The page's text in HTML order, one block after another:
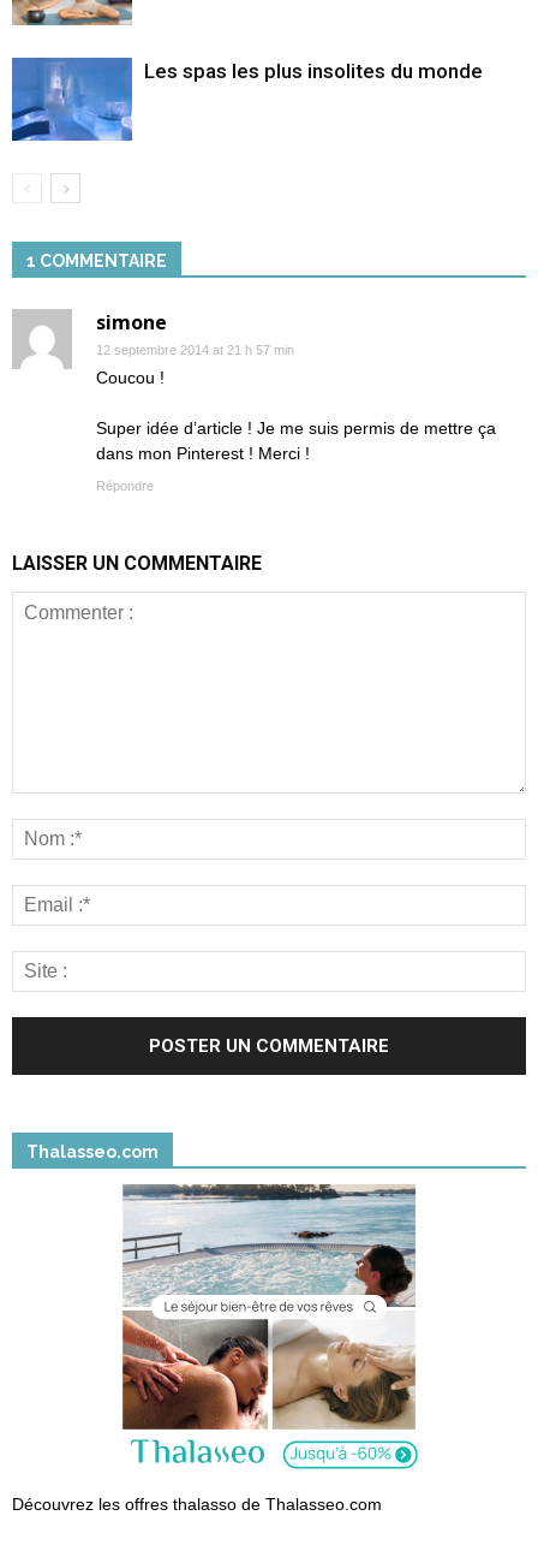
Les spas les plus insolites du monde
1 COMMENTAIRE
simone
12 septembre 2014 at 21 h 57 min
Coucou !
Super idée d’article ! Je me suis permis de mettre ça
dans mon Pinterest ! Merci !
Répondre
LAISSER UN COMMENTAIRE
Thalasseo.com
Découvrez les offres thalasso de Thalasseo.com